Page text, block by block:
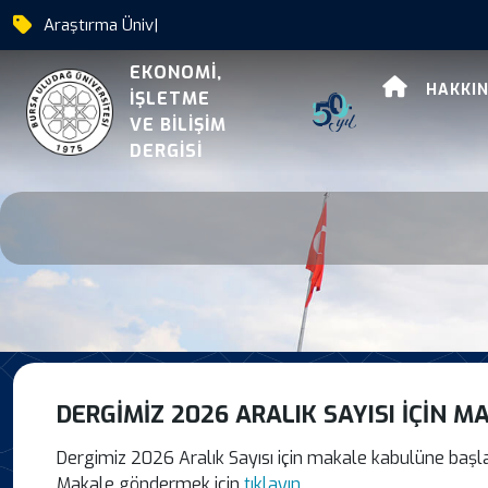
B|
EKONOMİ,
İŞLETME
VE BİLİŞİM
DERGİSİ
Dergimiz 2026 Aralik
DERGIMIZ 2026 ARALIK SAYISI IÇIN
Dergimiz 2026 Aralık Sayısı için makale kabulüne